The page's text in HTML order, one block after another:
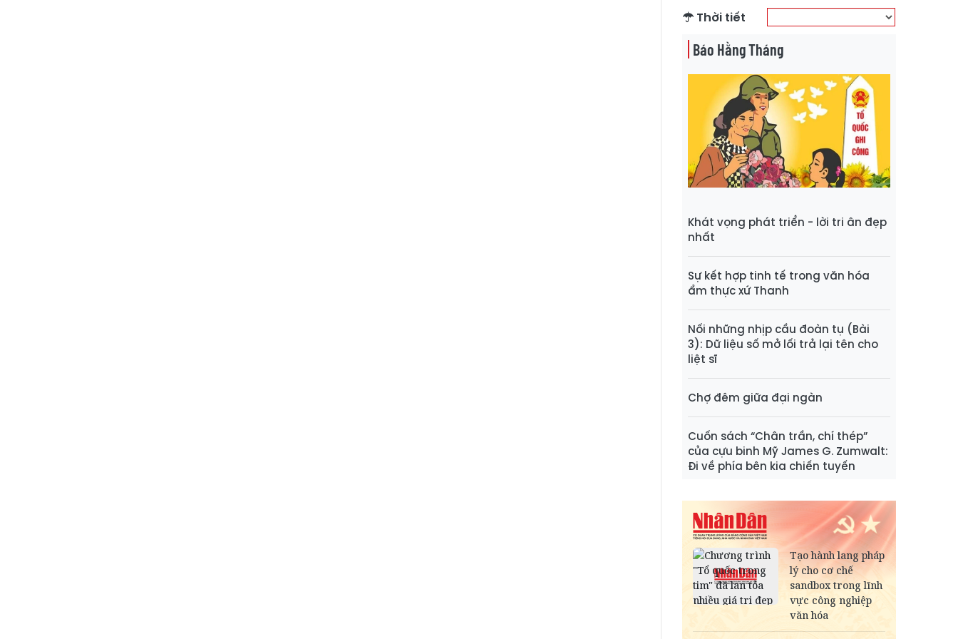
Thời tiết
Báo Hằng Tháng
Khát vọng phát triển - lời tri ân đẹp
nhất
Sự kết hợp tinh tế trong văn hóa
ẩm thực xứ Thanh
Nối những nhịp cầu đoàn tụ (Bài
3): Dữ liệu số mở lối trả lại tên cho
liệt sĩ
Chợ đêm giữa đại ngàn
Cuốn sách “Chân trần, chí thép”
của cựu binh Mỹ James G. Zumwalt:
Đi về phía bên kia chiến tuyến